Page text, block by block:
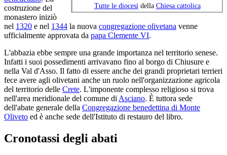
Tutte le diocesi della Chiesa cattolica
costruzione del
monastero iniziò
nel 1320 e nel 1344 la nuova congregazione olivetana venne
ufficialmente approvata da papa Clemente VI.
L'abbazia ebbe sempre una grande importanza nel territorio senese.
Infatti i suoi possedimenti arrivavano fino al borgo di Chiusure e
nella Val d'Asso. Il fatto di essere anche dei grandi proprietari terrieri
fece avere agli olivetani anche un ruolo nell'organizzazione agricola
del territorio delle Crete. L'imponente complesso religioso si trova
nell'area meridionale del comune diAsciano. È tuttora sede
dell'abate generale della Congregazione benedettina di Monte
Oliveto ed è anche sede dell'Istituto di restauro del libro.
Cronotassi degli abati